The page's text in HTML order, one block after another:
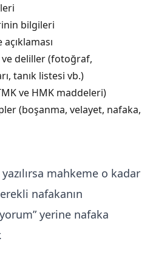
bilgileri
ve deliller (fotoğraf,
tanık listesi vb.)
ve HMK maddeleri)
(boşanma, velayet, nafaka,
mahkeme o kadar
nafakanın
yerine nafaka